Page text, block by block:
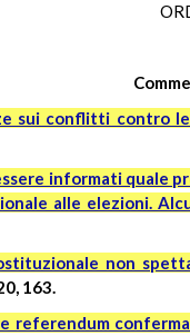
sui conflitti contro
informati quale
alle elezioni.
non
163.